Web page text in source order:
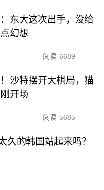
东大这次出手，没给
幻想
阅读 6689
沙特摆开大棋局，猫
开场
阅读 5685
久的韩国站起来吗？